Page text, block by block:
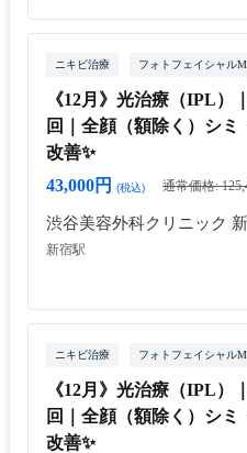
ニキビ治療 フォトフェイシャル
《12月》光治療（IPL）
回｜全顔（額除く）シ
改善✨
43,000円
(税込) 通常価格:
渋谷美容外科クリニック
新宿駅
ニキビ治療 フォトフェイシャル
《12月》光治療（IPL）
回｜全顔（額除く）シ
改善✨